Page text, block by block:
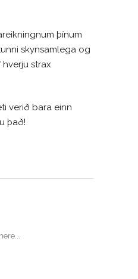
þínum
skynsamlega og
strax
verið bara einn
það!